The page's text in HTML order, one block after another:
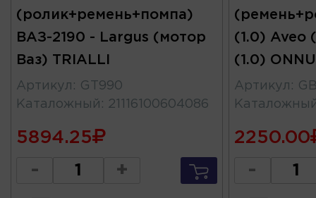
(ролик+ремень+помпа)
ВАЗ-2190 - Largus (мотор
Ваз) TRIALLI
Артикул : GT990
Каталожный : 21116100604086
5894.25
- +
(1.0) Aveo
(1.0)
Артикул :
2250.00
-